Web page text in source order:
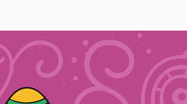
Produtos Começar